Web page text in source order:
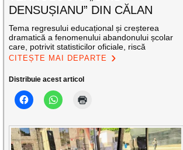
DENSUȘIANU” DIN CĂLAN
Tema regresului educațional și creșterea
dramatică a fenomenului abandonului școlar
care, potrivit statisticilor oficiale, riscă
CITEȘTE MAI DEPARTE
Distribuie acest articol